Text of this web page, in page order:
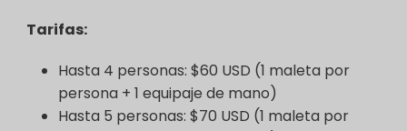
Tarifas:
Hasta 4 personas: $60 USD (1 maleta por
persona + 1 equipaje de mano)
Hasta 5 personas: $70 USD (1 maleta por